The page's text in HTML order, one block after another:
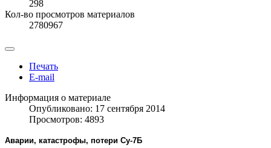
298
Кол-во просмотров материалов
2780967
Печать
E-mail
Информация о материале
Опубликовано: 17 сентября 2014
Просмотров: 4893
Аварии, катастрофы, потери Су-7Б